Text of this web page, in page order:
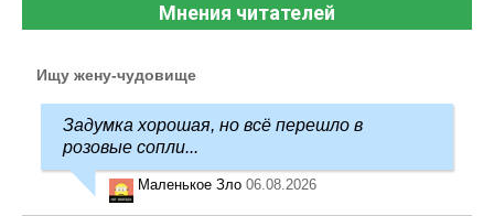
Мнения читателей
Ищу жену-чудовище
Задумка хорошая, но всё перешло в
розовые сопли...
Маленькое Зло 06.08.2026